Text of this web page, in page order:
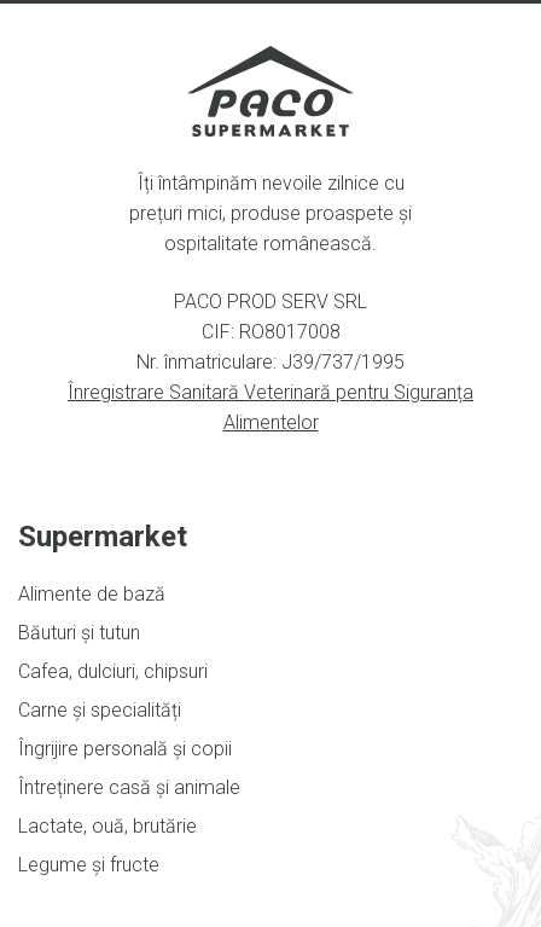
Îți întâmpinăm nevoile zilnice cu
prețuri mici, produse proaspete și
ospitalitate românească.
PACO PROD SERV SRL
CIF: RO8017008
Nr. înmatriculare: J39/737/1995
Înregistrare Sanitară Veterinară pentru Siguranța
Alimentelor
Supermarket
Alimente de bază
Băuturi și tutun
Cafea, dulciuri, chipsuri
Carne și specialități
Îngrijire personală și copii
Întreținere casă și animale
Lactate, ouă, brutărie
Legume și fructe